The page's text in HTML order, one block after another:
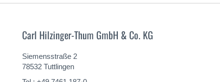
Carl Hilzinger-Thum GmbH & Co. KG
Siemensstraße 2
78532 Tuttlingen